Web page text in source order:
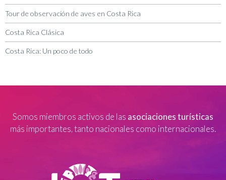
Tour de observación de aves en Costa Rica
Costa Rica Clásica
Costa Rica: Un poco de todo
Somos miembros activos de las asociaciones turísticas
más importantes, tanto nacionales como internacionales.